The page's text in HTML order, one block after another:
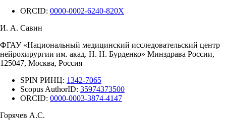
ORCID: 0000-0002-6240-820X
И. А. Савин
ФГАУ «Национальный медицинский исследовательский центр
нейрохирургии им. акад. Н. Н. Бурденко» Минздрава России,
125047, Москва, Россия
SPIN РИНЦ: 1342-7065
Scopus AuthorID: 35974373500
ORCID: 0000-0003-3874-4147
Горячев А.С.